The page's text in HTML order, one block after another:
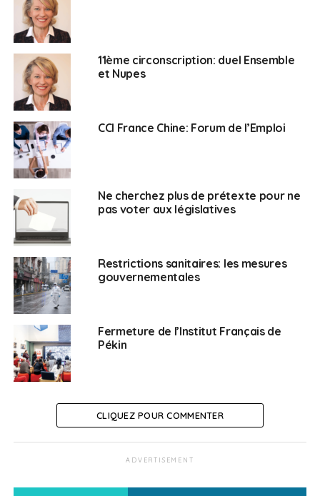
11ème circonscription: duel Ensemble
et Nupes
CCI France Chine: Forum de l’Emploi
Ne cherchez plus de prétexte pour ne
pas voter aux législatives
Restrictions sanitaires: les mesures
gouvernementales
Fermeture de l’Institut Français de
Pékin
CLIQUEZ POUR COMMENTER
ADVERTISEMENT